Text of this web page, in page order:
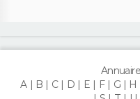
A
B C D E F G H